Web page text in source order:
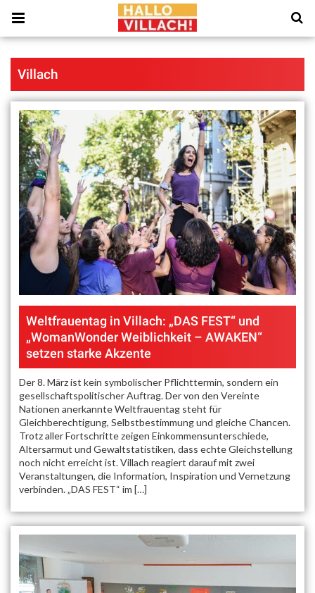
Villach
Weltfrauentag in Villach: „DAS FEST“ und
„WomanWonder Weiblichkeit – AWAKEN“
setzen starke Akzente
Der 8. März ist kein symbolischer Pflichttermin, sondern ein
gesellschaftspolitischer Auftrag. Der von den Vereinte
Nationen anerkannte Weltfrauentag steht für
Gleichberechtigung, Selbstbestimmung und gleiche Chancen.
Trotz aller Fortschritte zeigen Einkommensunterschiede,
Altersarmut und Gewaltstatistiken, dass echte Gleichstellung
noch nicht erreicht ist. Villach reagiert darauf mit zwei
Veranstaltungen, die Information, Inspiration und Vernetzung
verbinden. „DAS FEST“ im […]